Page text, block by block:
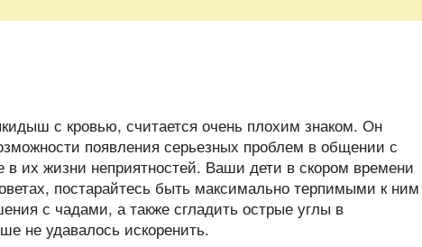
с кровью, считается очень плохим знаком. Он
появления серьезных проблем в общении с
в их жизни неприятностей. Ваши дети в скором времени
постарайтесь быть максимально терпимыми к
с чадами, а также сгладить острые углы в
не удавалось искоренить.